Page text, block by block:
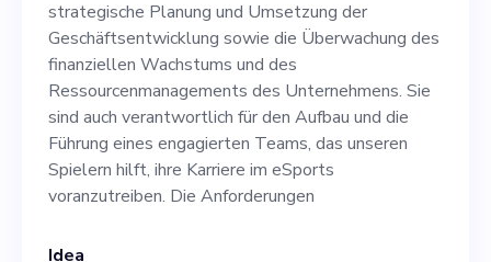
Geschäftsentwicklung sowie
die Überwachung des
finanziellen Wachstums und
des
Ressourcenmanagements
des Unternehmens. Sie sind
auch verantwortlich für den
strategische Planung und Umsetzung der
Geschäftsentwicklung sowie die Überwachung des
finanziellen Wachstums und des
Ressourcenmanagements des Unternehmens. Sie
sind auch verantwortlich für den Aufbau und die
Führung eines engagierten Teams, das unseren
Spielern hilft, ihre Karriere im eSports
voranzutreiben. Die Anforderungen
Idea